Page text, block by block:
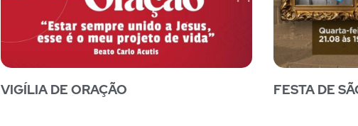
VIGÍLIA DE ORAÇÃO FESTA DE